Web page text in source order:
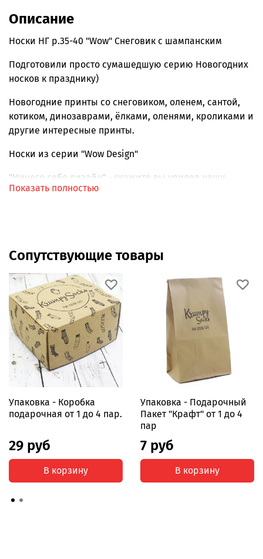
Описание
Носки НГ р.35-40 "Wow" Снеговик с шампанским
Подготовили просто сумашедшую серию Новогодних
носков к празднику)
Новогодние принты со снеговиком, оленем, сантой,
котиком, динозаврами, ёлками, оленями, кроликами и
другие интересные принты.
Носки из серии "Wow Design"
"Ничего себе дизайн" - скажите вы увидев нашу
новую серию носочков
Надпись Krumpy Socks на стопе носка
Отличный состав, мягкий гребенный хлопок.
Мягкая резинка отлично держится на ногах при этом
не передавливая ноги
Всесезонные.
РРЦ 300 р.
Показать полностью
Сопутствующие товары
Упаковка - Коробка
подарочная от 1 до 4 пар.
29 руб
В корзину
Упаковка - Подарочный
Пакет "Крафт" от 1 до 4
пар
7 руб
В корзину